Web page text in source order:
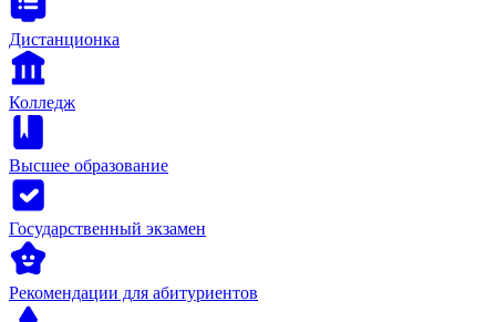
Дистанционка
Колледж
Высшее образование
Государственный экзамен
Рекомендации для абитуриентов